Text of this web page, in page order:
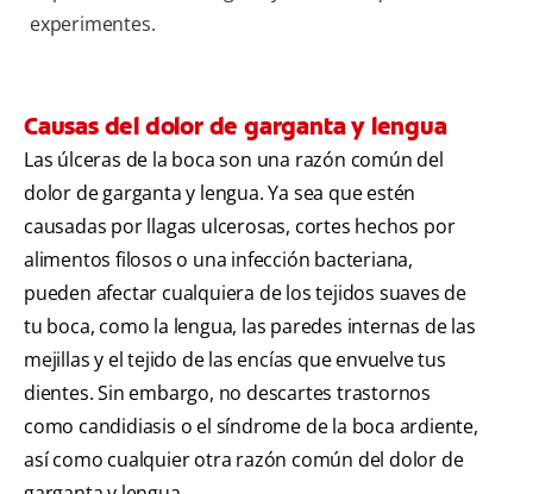
experimentes.
Causas del dolor de garganta y lengua
Las úlceras de la boca son una razón común del
dolor de garganta y lengua.Ya sea que estén
causadas por llagas ulcerosas, cortes hechos por
alimentos filosos o una infección bacteriana,
pueden afectar cualquiera de los tejidos suaves de
tu boca, como la lengua, las paredes internas de las
mejillas y el tejido de las encías que envuelve tus
dientes. Sin embargo, no descartes trastornos
como candidiasis o el síndrome de la boca ardiente,
así como cualquier otra razón común del dolor de